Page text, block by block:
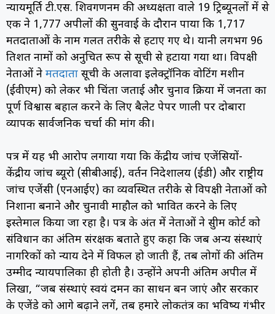
न्यायमूर्ति टी.एस. शिवगणनम की अध्यक्षता वाले 19 ट्रिब्यूनलों में से
एक ने 1,777 अपीलों की सुनवाई के दौरान पाया कि 1,717
मतदाताओं के नाम गलत तरीके से हटाए गए थे। यानी लगभग 96
प्रतिशत नामों को अनुचित रूप से सूची से हटाया गया था। विपक्षी
नेताओं ने मतदाता सूची के अलावा इलेक्ट्रॉनिक वोटिंग मशीन
(ईवीएम) को लेकर भी चिंता जताई और चुनाव प्रक्रिया में जनता का
पूर्ण विश्वास बहाल करने के लिए बैलेट पेपर प्रणाली पर दोबारा
व्यापक सार्वजनिक चर्चा की मांग की।
पत्र में यह भी आरोप लगाया गया कि केंद्रीय जांच एजेंसियों-
केंद्रीय जांच ब्यूरो (सीबीआई), प्रवर्तन निदेशालय (ईडी) और राष्ट्रीय
जांच एजेंसी (एनआईए) का व्यवस्थित तरीके से विपक्षी नेताओं को
निशाना बनाने और चुनावी माहौल को प्रभावित करने के लिए
इस्तेमाल किया जा रहा है। पत्र के अंत में नेताओं ने सुप्रीम कोर्ट को
संविधान का अंतिम संरक्षक बताते हुए कहा कि जब अन्य संस्थाएं
नागरिकों को न्याय देने में विफल हो जाती हैं, तब लोगों की अंतिम
उम्मीद न्यायपालिका ही होती है। उन्होंने अपनी अंतिम अपील में
लिखा, “जब संस्थाएं स्वयं दमन का साधन बन जाएं और सरकार
के एजेंडे को आगे बढ़ाने लगें, तब हमारे लोकतंत्र का भविष्य गंभीर